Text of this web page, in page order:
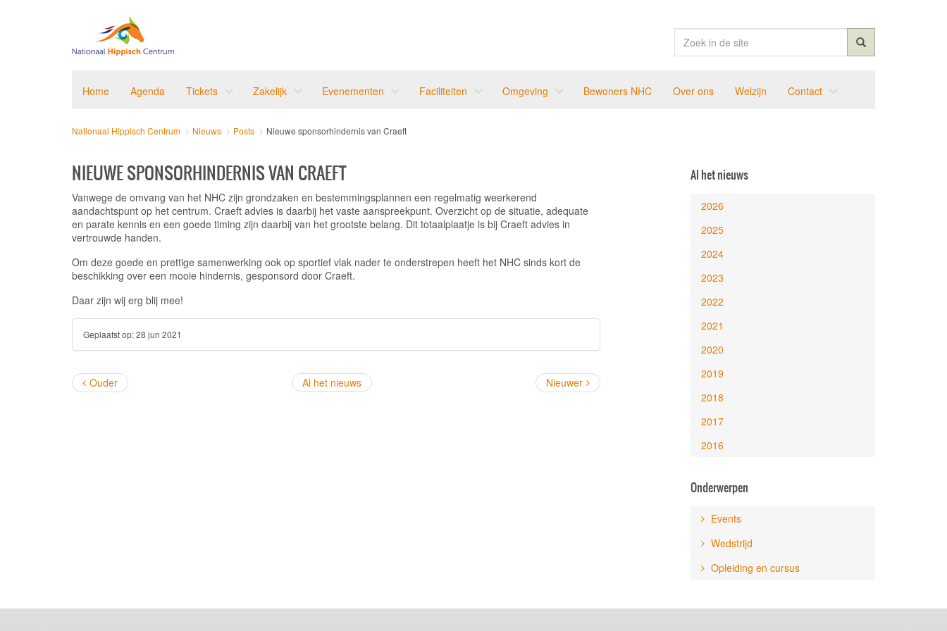
Home Agenda Tickets Zakelijk Evenementen Faciliteiten Omgeving Bewoners NHC Over ons Welzijn Contact
Nationaal Hippisch Centrum Nieuws Posts Nieuwe sponsorhindernis van Craeft
NIEUWE SPONSORHINDERNIS VAN CRAEFT
Vanwege de omvang van het NHC zijn grondzaken en bestemmingsplannen een regelmatig weerkerend
aandachtspunt op het centrum. Craeft advies is daarbij het vaste aanspreekpunt. Overzicht op de situatie, adequate
en parate kennis en een goede timing zijn daarbij van het grootste belang. Dit totaalplaatje is bij Craeft advies in
vertrouwde handen.
Om deze goede en prettige samenwerking ook op sportief vlak nader te onderstrepen heeft het NHC sinds kort de
beschikking over een mooie hindernis, gesponsord door Craeft.
Daar zijn wij erg blij mee!
Geplaatst op:28 jun 2021
Ouder Al het nieuws Nieuwer
Al het nieuws
2026
2025
2024
2023
2022
2021
2020
2019
2018
2017
2016
Onderwerpen
Events
Wedstrijd
Opleiding en cursus